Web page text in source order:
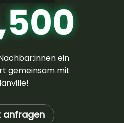
ein
gemeinsam mit
anfragen